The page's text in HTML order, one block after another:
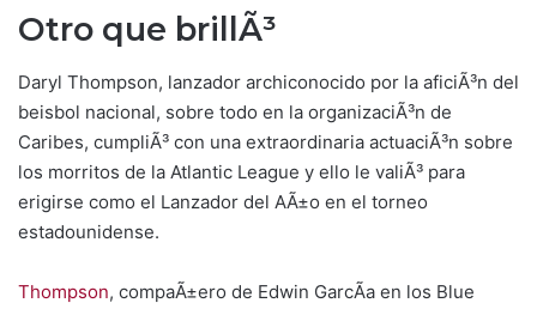
Otro que brillÃ³
Daryl Thompson, lanzador archiconocido por la aficiÃ³n del
beisbol nacional, sobre todo en la organizaciÃ³n de
Caribes, cumpliÃ³ con una extraordinaria actuaciÃ³n sobre
los morritos de la Atlantic League y ello le valiÃ³ para
erigirse como el Lanzador del AÃ±o en el torneo
estadounidense.
Thompson, compaÃ±ero de Edwin GarcÃ­a en los Blue